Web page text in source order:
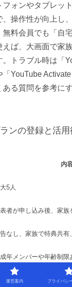
フォンやタブレッ
、操作性が向上し
無料会員でも「自
えば、大画面で家
トラブル時は「
「YouTube
ある質問を参考に
ンの登録と活用
内
5人
者が申し込み後、家族
なし、家族で特典共有
年メンバーや年齢制限
運営案内 プライバシ